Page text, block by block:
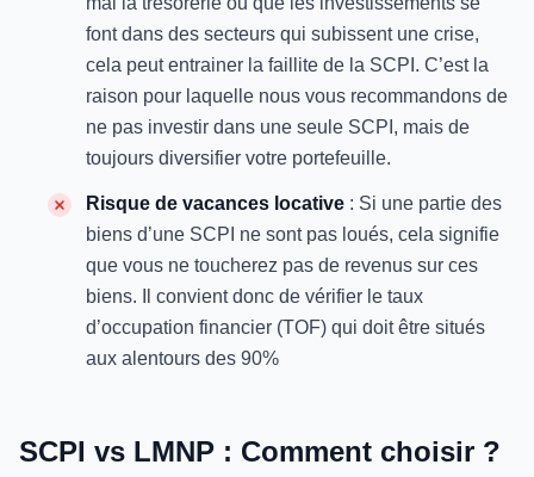
font dans des secteurs qui subissent une crise,
cela peut entrainer la faillite de la SCPI. C’est la
raison pour laquelle nous vous recommandons de
ne pas investir dans une seule SCPI, mais de
toujours diversifier votre portefeuille.
Risque de vacances locative : Si une partie des
biens d’une SCPI ne sont pas loués, cela signifie
que vous ne toucherez pas de revenus sur ces
biens. Il convient donc de vérifier le taux
d’occupation financier (TOF) qui doit être situés
aux alentours des 90%
SCPI vs LMNP : Comment choisir ?